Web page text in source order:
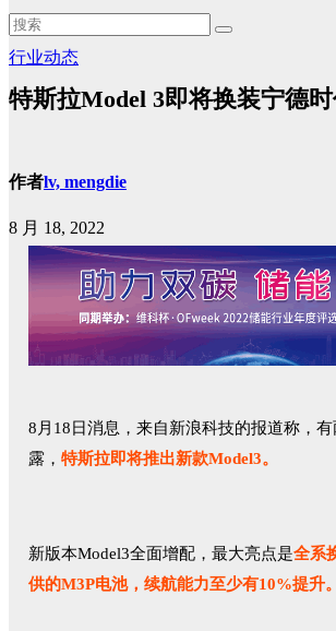
行业动态
特斯拉Model 3即将换装宁德时
作者lv, mengdie
8 月 18, 2022
8月18日消息，来自新浪科技的报道称，
露， 特斯拉即将推出新款Model3。
新版本Model3全面增配，最大亮点是全系
供的M3P电池，续航能力至少有10%提升。